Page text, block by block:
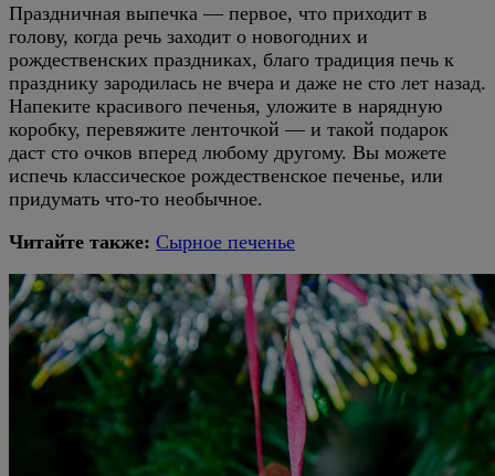
Праздничная выпечка — первое, что приходит в
голову, когда речь заходит о новогодних и
рождественских праздниках, благо традиция печь к
празднику зародилась не вчера и даже не сто лет назад.
Напеките красивого печенья, уложите в нарядную
коробку, перевяжите ленточкой — и такой подарок
даст сто очков вперед любому другому. Вы можете
испечь классическое рождественское печенье, или
придумать что-то необычное.
Читайте также: Сырное печенье